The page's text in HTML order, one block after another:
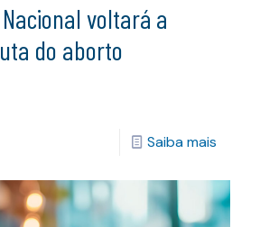
voltará a
do aborto
Saiba mais